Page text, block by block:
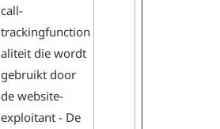
call-
trackingfunction
aliteit die wordt
gebruikt door
de website-
exploitant - De